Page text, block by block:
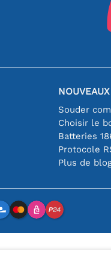
Protocole
Plus de